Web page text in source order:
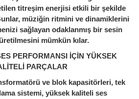
titreşim enerjisi etkili bir şekilde
Bunlar, müziğin ritmini ve dinamiklerini
sağlayan odaklanmış bir sesin
mümkün kılar.
PERFORMANSI İÇİN YÜKSEK
PARÇALAR
ve blok kapasitörleri, tek
sistemi, yüksek kaliteli ses